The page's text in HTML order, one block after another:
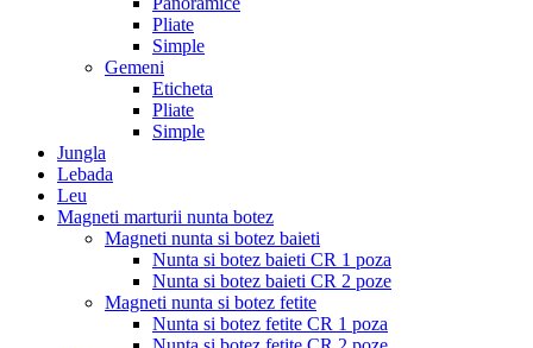
Pliate
Simple
Gemeni
Eticheta
Pliate
Simple
Jungla
Lebada
Leu
Magneti marturii nunta botez
Magneti nunta si botez baieti
Nunta si botez baieti CR 1 poza
Nunta si botez baieti CR 2 poze
Magneti nunta si botez fetite
Nunta si botez fetite CR 1 poza